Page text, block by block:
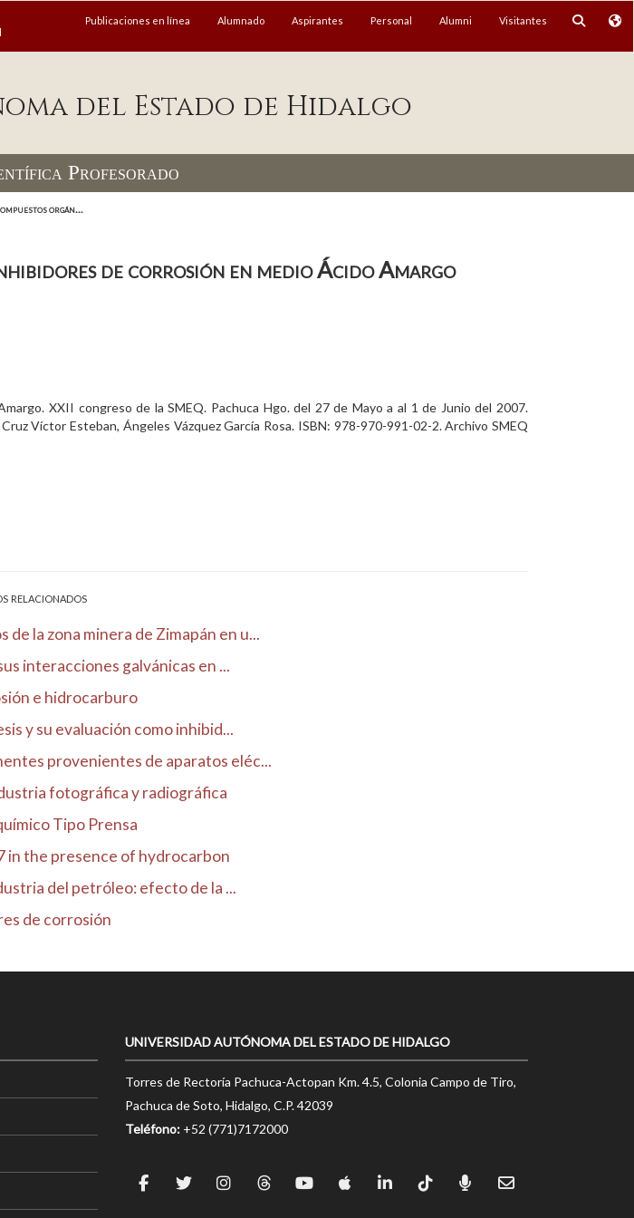
Publicaciones en línea Alumnado Aspirantes Personal Alumni Visitantes
del Estado de Hidalgo
Profesorado
orgán...
de corrosión en medio Ácido Amargo
XXII congreso de la SMEQ. Pachuca Hgo. del 27 de Mayo a al 1 de Junio del 2007.
Víctor Esteban, Ángeles Vázquez García Rosa. ISBN: 978-970-991-02-2. Archivo SMEQ
relacionados
la zona minera de Zimapán en u...
interacciones galvánicas en ...
e hidrocarburo
y su evaluación como inhibid...
provenientes de aparatos eléc...
fotográfica y radiográfica
Tipo Prensa
in the presence of hydrocarbon
del petróleo: efecto de la ...
de corrosión
UNIVERSIDAD AUTÓNOMA DEL ESTADO DE HIDALGO
Torres de Rectoría Pachuca-Actopan Km. 4.5, Colonia Campo de Tiro,
Pachuca de Soto, Hidalgo, C.P. 42039
Teléfono: +52 (771)7172000